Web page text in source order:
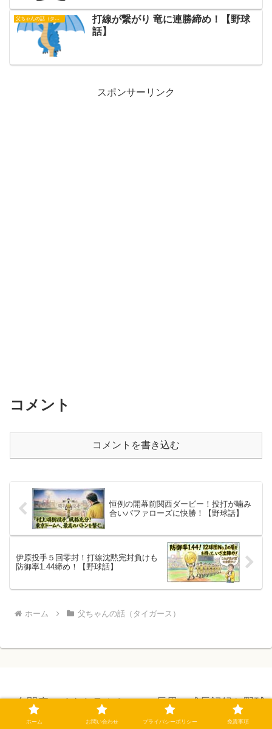
打線が繋がり 竜に連勝締め！【野球
話】
スポンサーリンク
コメント
コメントを書き込む
恒例の開幕前関西ダービー！投打が噛み
合いバファローズに快勝！【野球話】
伊原投手５回零封！打線沈黙完封負けも
防御率1.44締め！【野球話】
ホーム 父ちゃんの話（タイガース）
自閉症スペクトラム＆ADHD長男の成長記録と野球
ホーム お問い合わせ プライバシーポリシー 免責事項